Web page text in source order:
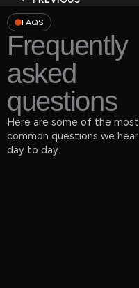
FAQS
Frequently
asked
questions
Here are some of the most
common questions we hear
day to day.